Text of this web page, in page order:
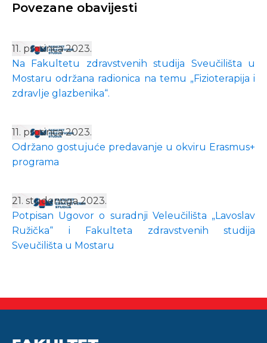
Povezane obavijesti
11. prosinca 2023.
Na Fakultetu zdravstvenih studija Sveučilišta u
Mostaru održana radionica na temu „Fizioterapija i
zdravlje glazbenika“.
11. prosinca 2023.
Održano gostujuće predavanje u okviru Erasmus+
programa
21. studenoga 2023.
Potpisan Ugovor o suradnji Veleučilišta „Lavoslav
Ružička“ i Fakulteta zdravstvenih studija
Sveučilišta u Mostaru